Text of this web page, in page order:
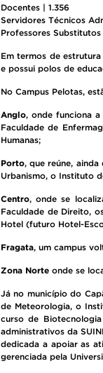
Docentes | 1.356
Servidores Técnicos
Professores
Em termos de
e possui polos de
No Campus Pelotas,
Anglo, onde funciona
Faculdade de
Humanas;
Porto, que reúne,
Urbanismo, o Instituto
Centro, onde se
Faculdade de Direito,
Hotel (futuro Hotel-
Fragata, um campus
Zona Norte onde se
Já no município do
de Meteorologia, o
curso de
administrativos da
dedicada a apoiar as
gerenciada pela